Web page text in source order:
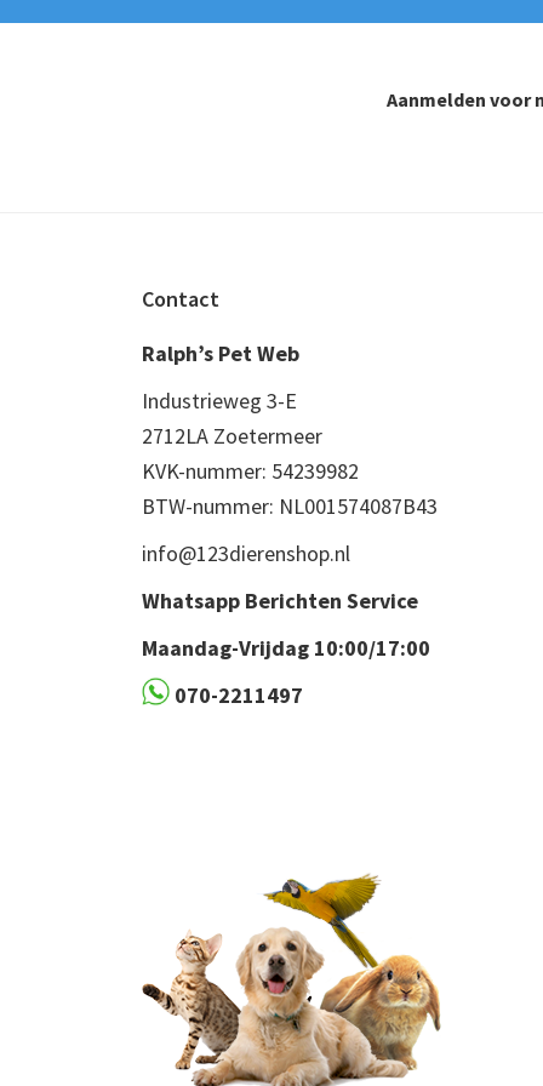
Aanmelden voor
Contact
Ralph’s Pet Web
Industrieweg 3-E
2712LA Zoetermeer
KVK-nummer: 54239982
BTW-nummer: NL001574087B43
info@123dierenshop.nl
Whatsapp Berichten Service
Maandag-Vrijdag 10:00/17:00
070-2211497